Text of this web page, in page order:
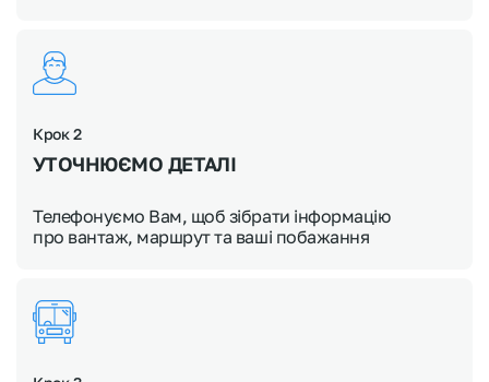
Крок 2
УТОЧНЮЄМО ДЕТАЛІ
Телефонуємо Вам, щоб зібрати інформацію
про вантаж, маршрут та ваші побажання